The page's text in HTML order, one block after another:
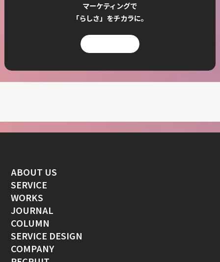
マーケティングで
「らしさ」をチカラに。
ABOUT US
SERVICE
WORKS
JOURNAL
COLUMN
SERVICE DESIGN
COMPANY